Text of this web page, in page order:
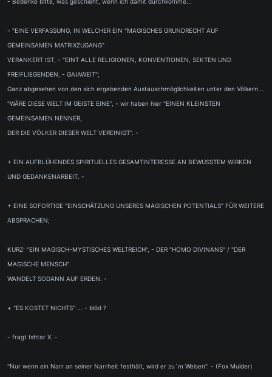
- "EINE VERFASSUNG, IN WELCHER EIN "MAGISCHES GRUNDRECHT AUF
GEMEINSAMEN MATRIXZUGANG"
VERANKERT IST, - "EINT ALLE RELIGIONEN, KONVENTIONEN, SEKTEN UND
FREIFLIEGENDEN, - GAIAWEIT";
Ganz abgesehen von den sich ergebenden Austauschmöglichkeiten unter den Völkern...
"WÄRE DIESE WELT IM GEISTE EINE", - wir haben hier "EINEN KLEINSTEN
GEMEINSAMEN NENNER,
DER DIE VÖLKER DIESER WELT VEREINIGT". -
+ EIN AUFBLÜHENDES SPIRITUELLES GESAMTINTERESSE AN BEWUSSTEM WIRKEN
UND GEDANKENARBEIT. -
+ EINE SOFORTIGE "EINSCHÄTZUNG UNSERES MAGISCHEN POTENTIALS" FÜR WEITERE
ABSPRACHEN;
KURZ: "EIN MAGISCH-MYSTISCHES WELTREICH", - DER "HOMO DIVINANS" / "DER
MAGISCHE MENSCH"
WANDELT SODANN AUF ERDEN. -
+ "ES KOSTET NICHTS" ... - blöd ?
- fragt Ishtar X. -
"Nur wenn ein Narr an seiner Narrheit festhält, wird er zu´m Weisen". - (Fox Mulder)